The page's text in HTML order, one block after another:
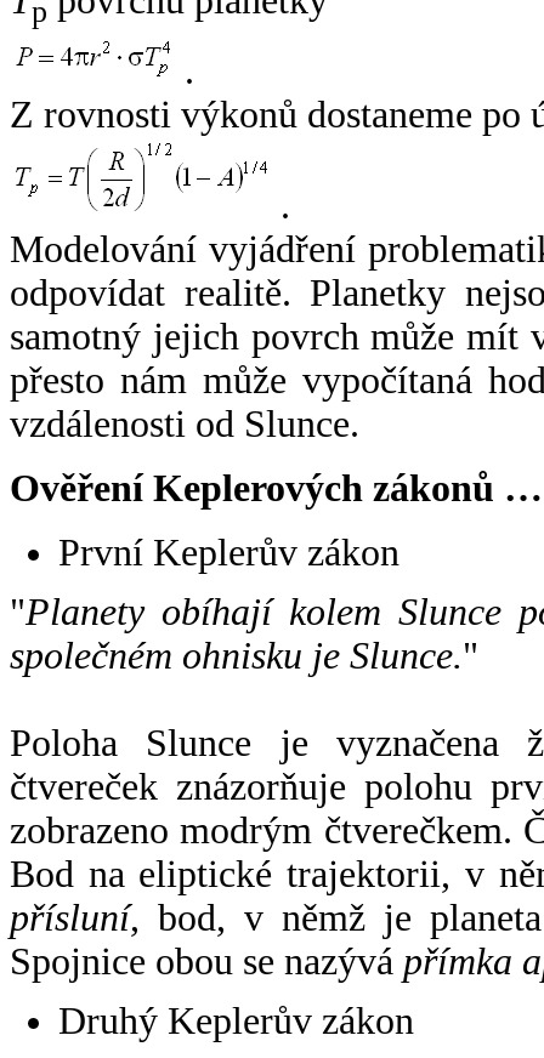
p
.
Z rovnosti výkonů dostaneme po
.
Modelování vyjádření
odpovídat realitě. Planetky
samotný jejich povrch může mít
přesto nám může vypočítaná
vzdálenosti od Slunce.
Ověření Keplerových zákonů …
První Keplerův zákon
"Planety obíhají kolem Slunce
společném ohnisku je Slunce."
Poloha Slunce je vyznačena
čtvereček znázorňuje polohu
zobrazeno modrým čtverečkem.
Bod na eliptické trajektorii, v
přísluní, bod, v němž je
Spojnice obou se nazývá přímka
Druhý Keplerův zákon